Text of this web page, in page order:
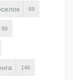
69
89
146